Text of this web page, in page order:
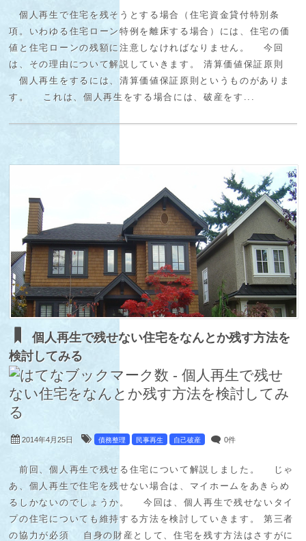
個人再生で住宅を残そうとする場合（住宅資金貸付特別条
項。いわゆる住宅ローン特例を離床する場合）には、住宅の価
値と住宅ローンの残額に注意しなければなりません。 今回
は、その理由について解説していきます。 清算価値保証原則
個人再生をするには、清算価値保証原則というものがありま
す。 これは、個人再生をする場合には、破産をす...
個人再生で残せない住宅をなんとか残す方法を
検討してみる
2014年4月25日 債務整理 民事再生 自己破産 0件
前回、個人再生で残せる住宅について解説しました。 じゃ
あ、個人再生で住宅を残せない場合は、マイホームをあきらめ
るしかないのでしょうか。 今回は、個人再生で残せないタイ
プの住宅についても維持する方法を検討していきます。 第三者
の協力が必須 自身の財産として、住宅を残す方法はさすがに